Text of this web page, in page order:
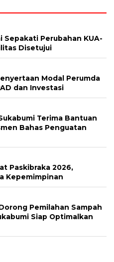
Sepakati Perubahan KUA-
Disetujui
Modal Perumda
dan Investasi
Terima Bantuan
Bahas Penguatan
Paskibraka 2026,
Kepemimpinan
Pemilahan Sampah
Siap Optimalkan